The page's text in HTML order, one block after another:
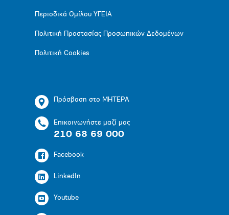
Περιοδικά Ομίλου ΥΓΕΙΑ
Πολιτική Προστασίας Προσωπικών Δεδομένων
Πολιτική Cookies
Πρόσβαση στο ΜΗΤΕΡΑ
Επικοινωνήστε μαζί μας
210 68 69 000
Facebook
LinkedIn
Youtube